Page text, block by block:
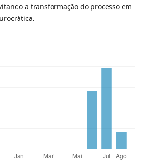
a transformação do processo em